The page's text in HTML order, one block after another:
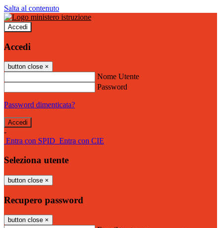
Salta al contenuto
Accedi
Accedi
button close ×
Nome Utente
Password
Password dimenticata?
-
Entra con SPID Entra con CIE
Seleziona utente
button close ×
Recupero password
button close ×